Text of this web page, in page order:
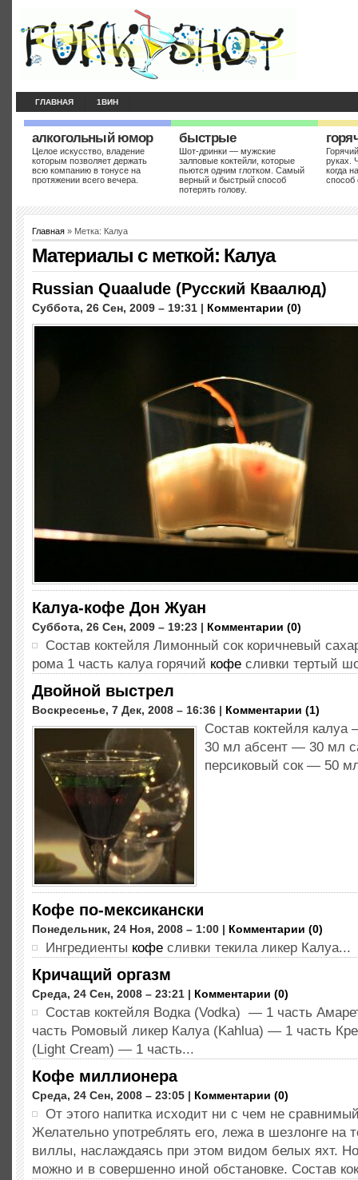
ГЛАВНАЯ 1ВИН
алкогольный юмор
Целое искусство, владение
которым позволяет держать
всю компанию в тонусе на
протяжении всего вечера.
быстрые
Шот-дринки — мужские
залповые коктейли, которые
пьются одним глотком. Самый
верный и быстрый способ
потерять голову.
руках.
когда
способ
Главная » Метка: Калуа
Материалы с меткой: Калуа
Russian Quaalude (Русский Кваалюд)
Суббота, 26 Сен, 2009 – 19:31 | Комментарии (0)
Калуа-кофе Дон Жуан
Суббота, 26 Сен, 2009 – 19:23 | Комментарии (0)
Состав коктейля Лимонный сок коричневый
рома 1 часть калуа горячий кофе сливки тертый
Двойной выстрел
Воскресенье, 7 Дек, 2008 – 16:36 | Комментарии (1)
Состав коктейля
30 мл абсент — 30 мл
персиковый сок — 50
Кофе по-мексикански
Понедельник, 24 Ноя, 2008 – 1:00 | Комментарии (0)
Ингредиенты кофе сливки текила ликер Калуа...
Кричащий оргазм
Среда, 24 Сен, 2008 – 23:21 | Комментарии (0)
Состав коктейля Водка (Vodka) — 1 часть
часть Ромовый ликер Калуа (Kahlua) — 1 часть
(Light Cream) — 1 часть...
Кофе миллионера
Среда, 24 Сен, 2008 – 23:05 | Комментарии (0)
От этого напитка исходит ни с чем не
Желательно употреблять его, лежа в шезлонге на
виллы, наслаждаясь при этом видом белых яхт.
можно и в совершенно иной обстановке. Состав